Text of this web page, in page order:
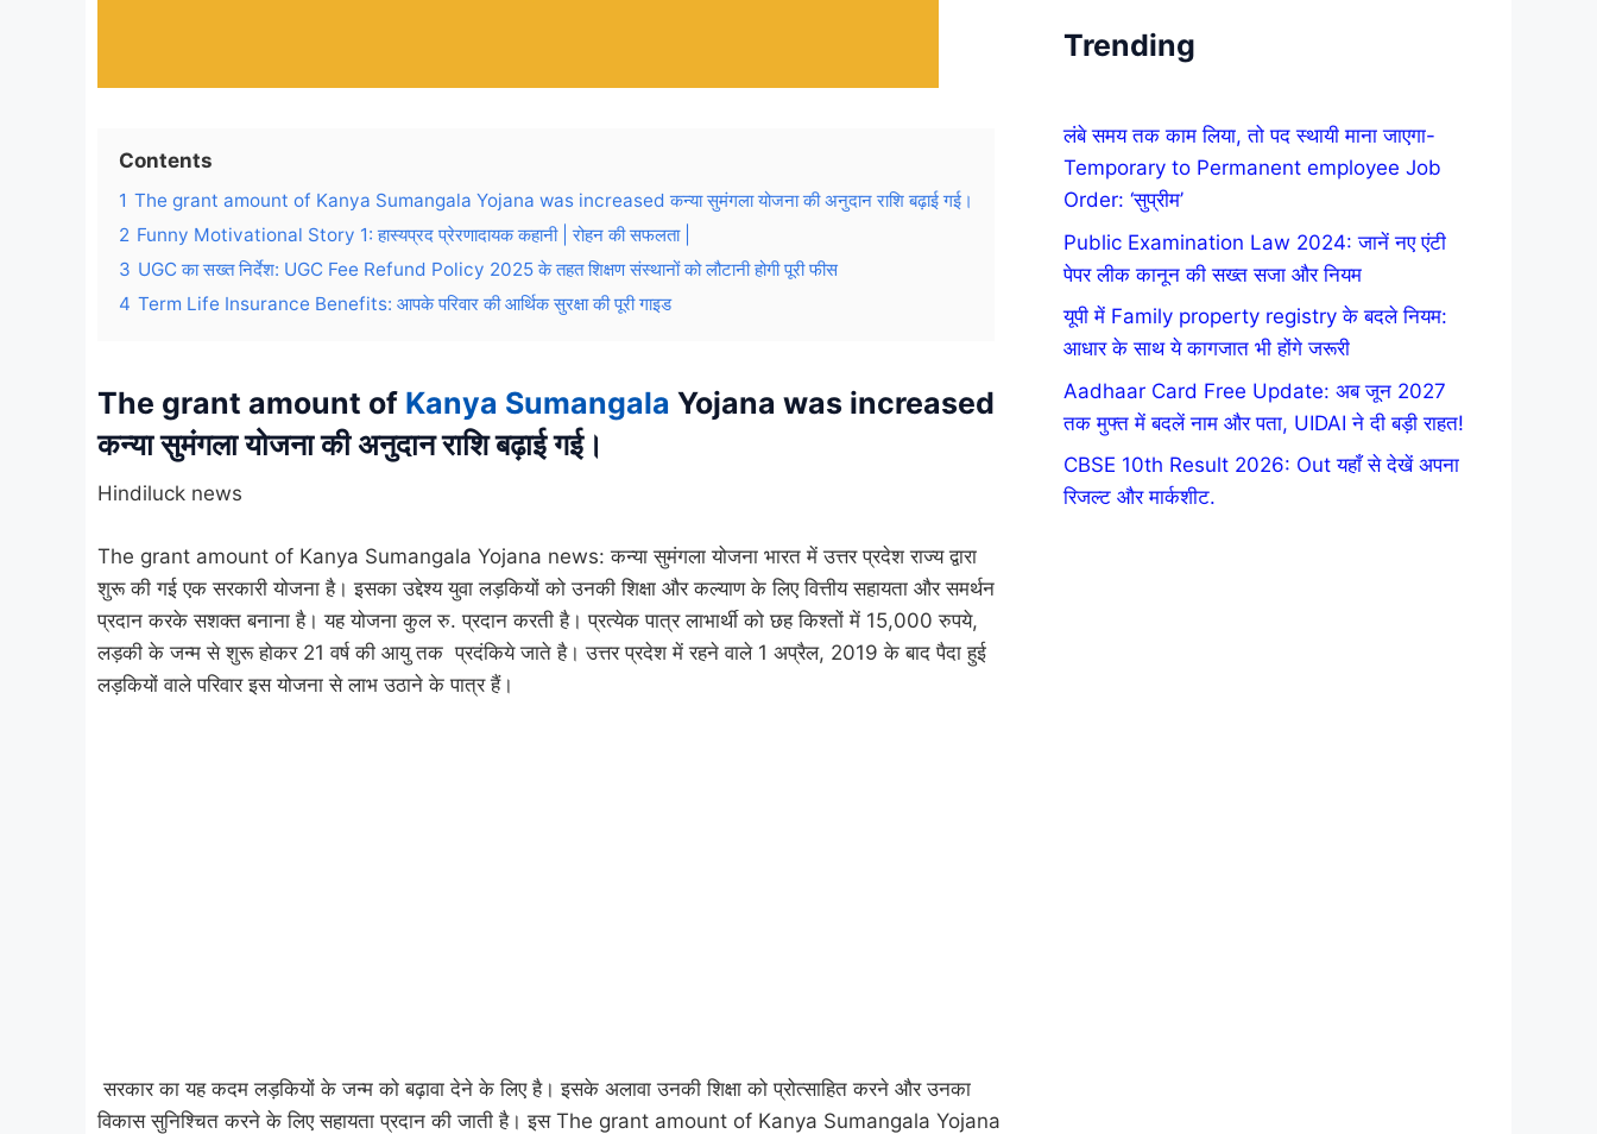
Contents
1 The grant amount of Kanya Sumangala Yojana was increased कन्या सुमंगला योजना की अनुदान राशि बढ़ाई गई।
2 Funny Motivational Story 1: हास्यप्रद प्रेरणादायक कहानी | रोहन की सफलता |
3 UGC का सख्त निर्देश: UGC Fee Refund Policy 2025 के तहत शिक्षण संस्थानों को लौटानी होगी पूरी फीस
4 Term Life Insurance Benefits: आपके परिवार की आर्थिक सुरक्षा की पूरी गाइड
The grant amount of Kanya Sumangala Yojana was increased
कन्या सुमंगला योजना की अनुदान राशि बढ़ाई गई।
Hindiluck news
The grant amount of Kanya Sumangala Yojana news: कन्या सुमंगला योजना भारत में उत्तर प्रदेश राज्य द्वारा
शुरू की गई एक सरकारी योजना है। इसका उद्देश्य युवा लड़कियों को उनकी शिक्षा और कल्याण के लिए वित्तीय सहायता और समर्थन
प्रदान करके सशक्त बनाना है। यह योजना कुल रु. प्रदान करती है। प्रत्येक पात्र लाभार्थी को छह किश्तों में 15,000 रुपये,
लड़की के जन्म से शुरू होकर 21 वर्ष की आयु तक प्रदंकिये जाते है। उत्तर प्रदेश में रहने वाले 1 अप्रैल, 2019 के बाद पैदा हुई
लड़कियों वाले परिवार इस योजना से लाभ उठाने के पात्र हैं।
सरकार का यह कदम लड़कियों के जन्म को बढ़ावा देने के लिए है। इसके अलावा उनकी शिक्षा को प्रोत्साहित करने और उनका
विकास सुनिश्चित करने के लिए सहायता प्रदान की जाती है। इस The grant amount of Kanya Sumangala Yojana
Trending
लंबे समय तक काम लिया, तो पद स्थायी माना जाएगा-
Temporary to Permanent employee Job
Order: ‘सुप्रीम’
Public Examination Law 2024: जानें नए एंटी
पेपर लीक कानून की सख्त सजा और नियम
यूपी में Family property registry के बदले नियम:
आधार के साथ ये कागजात भी होंगे जरूरी
Aadhaar Card Free Update: अब जून 2027
तक मुफ्त में बदलें नाम और पता, UIDAI ने दी बड़ी राहत!
CBSE 10th Result 2026: Out यहाँ से देखें अपना
रिजल्ट और मार्कशीट.